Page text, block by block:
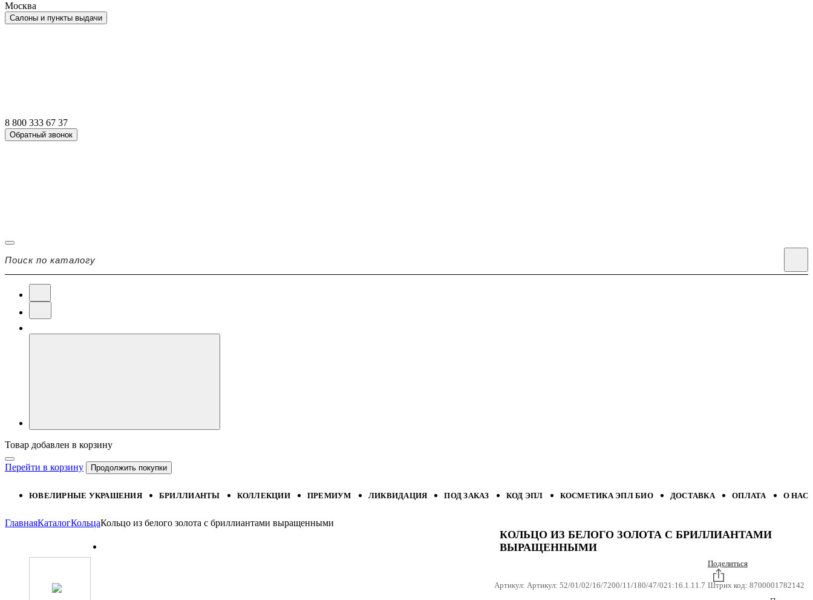
Москва
Салоны и пункты выдачи
8 800 333 67 37
Обратный звонок
Товар добавлен в корзину
Перейти в корзину Продолжить покупки
ЮВЕЛИРНЫЕ УКРАШЕНИЯ БРИЛЛИАНТЫ КОЛЛЕКЦИИ ПРЕМИУМ ЛИКВИДАЦИЯ ПОД ЗАКАЗ КОД ЭПЛ КОСМЕТИКА ЭПЛ БИО ДОСТАВКА ОПЛАТА О НАС
ГлавнаяКаталогКольцаКольцо из белого золота с бриллиантами выращенными
КОЛЬЦО ИЗ БЕЛОГО ЗОЛОТА С БРИЛЛИАНТАМИ
ВЫРАЩЕННЫМИ
Артикул: Артикул: 52/01/02/16/7200/11/180/47/021:16.1.11.7
Поделиться
Штрих код: 8700001782142